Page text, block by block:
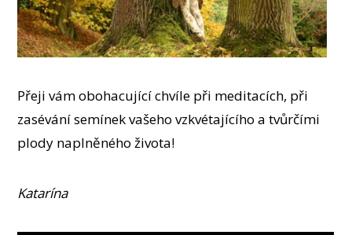
Přeji vám obohacující chvíle při meditacích, při
zasévání semínek vašeho vzkvétajícího a tvůrčími
plody naplněného života!
Katarína